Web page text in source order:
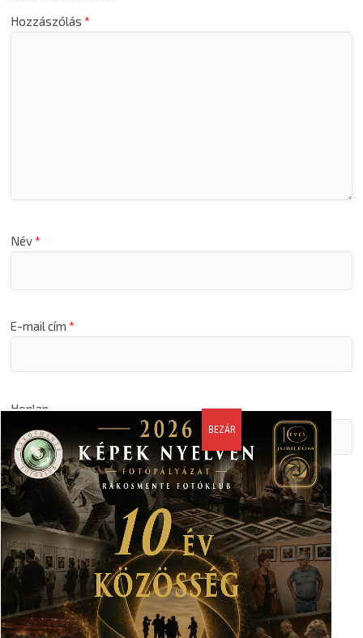
Hozzászólás*
Név*
E-mail cím*
Honlap
A nevem, email címem, és weboldalcímem mentése a
böngészőben a következő hozzászólásomhoz.